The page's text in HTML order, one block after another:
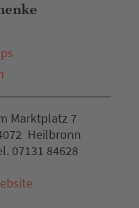
Marktplatz 7
Heilbronn
07131 84628